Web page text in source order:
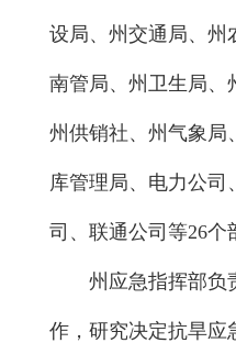
设局、州交通局、州
南管局、州卫生局、
州供销社、州气象局
库管理局、电力公司
司、联通公司等26个
州应急指挥部负
作，研究决定抗旱应